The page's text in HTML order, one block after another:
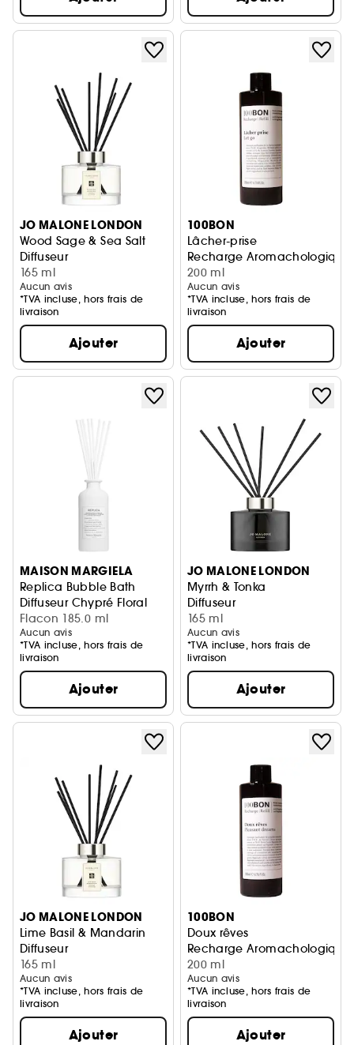
JO MALONE LONDON
Wood Sage & Sea Salt
Diffuseur
165 ml
Aucun avis
*TVA incluse, hors frais de
livraison
Ajouter
100BON
Lâcher-prise
Recharge Aromachologique
200 ml
Aucun avis
*TVA incluse, hors frais de
livraison
Ajouter
MAISON MARGIELA
Replica Bubble Bath
Diffuseur Chypré Floral
Flacon 185.0 ml
Aucun avis
*TVA incluse, hors frais de
livraison
Ajouter
JO MALONE LONDON
Myrrh & Tonka
Diffuseur
165 ml
Aucun avis
*TVA incluse, hors frais de
livraison
Ajouter
JO MALONE LONDON
Lime Basil & Mandarin
Diffuseur
165 ml
Aucun avis
*TVA incluse, hors frais de
livraison
Ajouter
100BON
Doux rêves
Recharge Aromachologique
200 ml
Aucun avis
*TVA incluse, hors frais de
livraison
Ajouter